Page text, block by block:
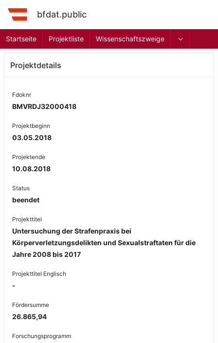
bfdat.public
Startseite Projektliste Wissenschaftszweige
Projektdetails
Fdoknr
BMVRDJ32000418
Projektbeginn
03.05.2018
Projektende
10.08.2018
Status
beendet
Projekttitel
Untersuchung der Strafenpraxis bei
Körperverletzungsdelikten und Sexualstraftaten für die
Jahre 2008 bis 2017
Projekttitel Englisch
-
Fördersumme
26.865,94
Forschungsprogramm